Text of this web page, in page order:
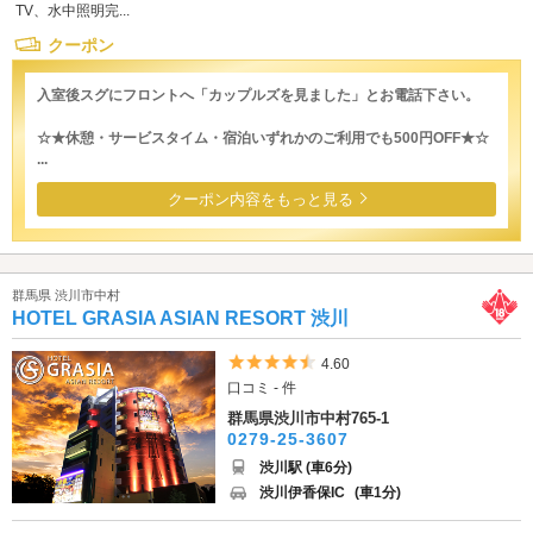
TV、水中照明完...
クーポン
入室後スグにフロントへ「カップルズを見ました」とお電話下さい。
☆★休憩・サービスタイム・宿泊いずれかのご利用でも500円OFF★☆
...
クーポン内容をもっと見る
群馬県 渋川市中村
HOTEL GRASIA ASIAN RESORT 渋川
5つ星のうち4.5
4.60
口コミ - 件
群馬県渋川市中村765-1
0279-25-3607
渋川駅 (車6分)
渋川伊香保IC (車1分)